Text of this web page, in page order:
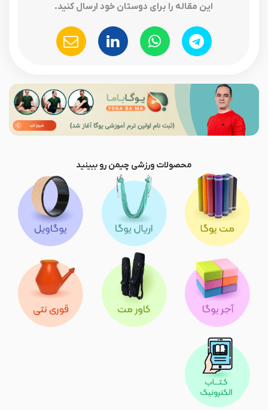
این مقاله را برای دوستان خود ارسال کنید.
محصولات ورزشی چیمن رو ببینید